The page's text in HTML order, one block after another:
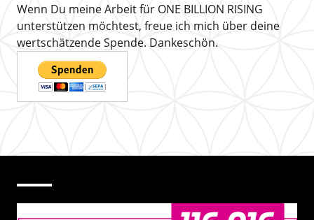
Wenn Du meine Arbeit für ONE BILLION RISING
unterstützen möchtest, freue ich mich über deine
wertschätzende Spende. Dankeschön.